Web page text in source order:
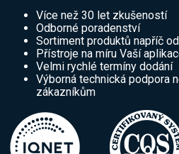
Více než 30 let zkušeností
Odborné poradenství
Sortiment produktů napříč
Přístroje na míru Vaší
Velmi rychlé termíny dodání
Výborná technická podpora
zákazníkům